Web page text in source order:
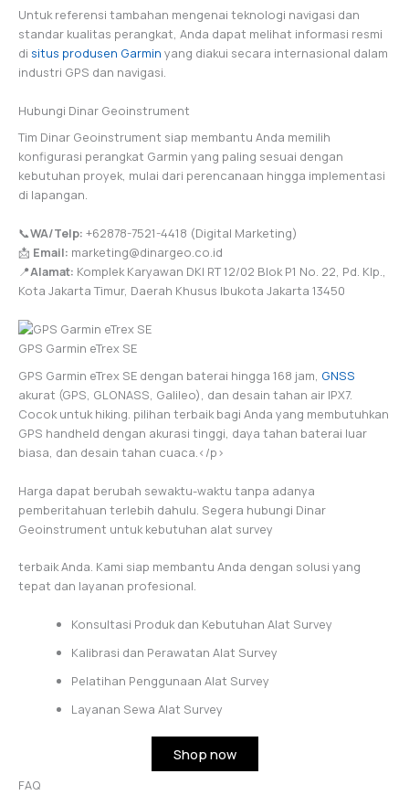
Untuk referensi tambahan mengenai teknologi navigasi dan
standar kualitas perangkat, Anda dapat melihat informasi resmi
di situs produsen Garmin yang diakui secara internasional dalam
industri GPS dan navigasi.
Hubungi Dinar Geoinstrument
Tim Dinar Geoinstrument siap membantu Anda memilih
konfigurasi perangkat Garmin yang paling sesuai dengan
kebutuhan proyek, mulai dari perencanaan hingga implementasi
di lapangan.
📞WA/Telp: +62878-7521-4418 (Digital Marketing)
📩 Email: marketing@dinargeo.co.id
📍Alamat: Komplek Karyawan DKI RT 12/02 Blok P1 No. 22, Pd. Klp.,
Kota Jakarta Timur, Daerah Khusus Ibukota Jakarta 13450
GPS Garmin eTrex SE
GPS Garmin eTrex SE dengan baterai hingga 168 jam, GNSS
akurat (GPS, GLONASS, Galileo), dan desain tahan air IPX7.
Cocok untuk hiking. pilihan terbaik bagi Anda yang membutuhkan
GPS handheld dengan akurasi tinggi, daya tahan baterai luar
biasa, dan desain tahan cuaca.</p>
Harga dapat berubah sewaktu-waktu tanpa adanya
pemberitahuan terlebih dahulu. Segera hubungi Dinar
Geoinstrument untuk kebutuhan alat survey
terbaik Anda. Kami siap membantu Anda dengan solusi yang
tepat dan layanan profesional.
Konsultasi Produk dan Kebutuhan Alat Survey
Kalibrasi dan Perawatan Alat Survey
Pelatihan Penggunaan Alat Survey
Layanan Sewa Alat Survey
Shop now
FAQ